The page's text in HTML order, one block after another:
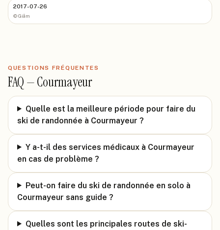
2017-07-26
©Giåm
QUESTIONS FRÉQUENTES
FAQ —Courmayeur
Quelle est la meilleure période pour faire du
ski de randonnée à Courmayeur ?
Y a-t-il des services médicaux à Courmayeur
en cas de problème ?
Peut-on faire du ski de randonnée en solo à
Courmayeur sans guide ?
Quelles sont les principales routes de ski-